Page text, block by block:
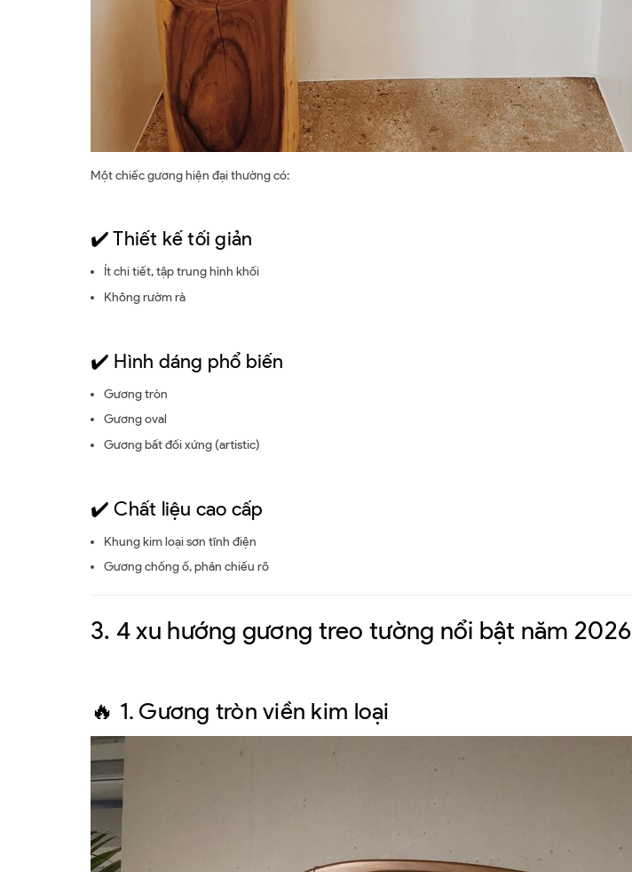
Một chiếc gương hiện đại thường có:
✔️ Thiết kế tối giản
Ít chi tiết, tập trung hình khối
Không rườm rà
✔️ Hình dáng phổ biến
Gương tròn
Gương oval
Gương bất đối xứng (artistic)
✔️ Chất liệu cao cấp
Khung kim loại sơn tĩnh điện
Gương chống ố, phản chiếu rõ
3. 4 xu hướng gương treo tường nổi bật năm 2026
🔥 1. Gương tròn viền kim loại